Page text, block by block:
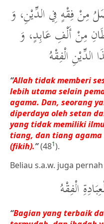
مِنْ فِقْهٍ فِي الدِّيْنِ، وَ
مِنْ أَلْفِ عَابِدٍ، وَ
الْفِقْهُ
“Allah tidak memberi
lebih utama selain
agama. Dan, seorang
diperdaya oleh setan
yang tidak memiliki
tiang, dan tiang
(fikih).”(481).
Beliau s.a.w. juga
الْفِقْهُ
“Bagian yang terbaik